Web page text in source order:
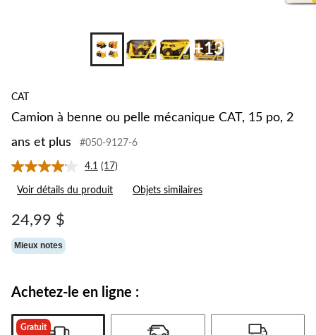
+13
CAT
Camion à benne ou pelle mécanique CAT, 15 po, 2
ans et plus
#050-9127-6
4.1 Lire
les
17
(17)
Voir détails du produit Objets similaires
24,99 $
Mieux notes
Achetez-le en ligne :
Gratuit